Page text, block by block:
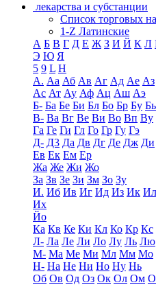
лекарства и субстанции
Список торговых
1-Z Латинские
А Б В Г Д Е Ж З И Й К Л
Э Ю Я
5 9 L H
А. Аа Аб Ав Аг Ад Ае Аз
Ас Ат Ау Аф Ац Аш Аэ
Б- Ба Бе Би Бл Бо Бр Бу
В- Ва Вг Ве Ви Во Вп Ву
Га Ге Ги Гл Го Гр Гу Гэ
Д- Д3 Да Дв Дг Де Дж Ди
Ев Ек Ем Ер
Жа Же Жи Жо
За Зв Зе Зи Зм Зо Зу
И. Иб Ив Иг Ид Из Ик Ил
Их
Йо
Ка Кв Ке Ки Кл Ко Кр Кс
Л- Ла Ле Ли Ло Лу Ль Лю
М- Ма Ме Ми Мл Мм Мо
Н- На Не Ни Но Ну Нь
Об Ов Од Оз Ок Ол Ом